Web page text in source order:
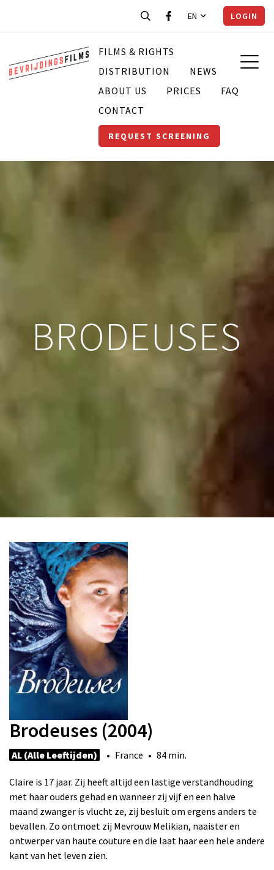
EN LOGIN
FILMS & RIGHTS
DISTRIBUTION
NEWS
ABOUT US
PRICES
FAQ
CONTACT
REQUEST SCREENING
BRODEUSES
Brodeuses (2004)
AL (Alle Leeftijden) • France • 84 min.
Claire is 17 jaar. Zij heeft altijd een lastige verstandhouding
met haar ouders gehad en wanneer zij vijf en een halve
maand zwanger is vlucht ze, zij besluit om ergens anders te
bevallen. Zo ontmoet zij Mevrouw Melikian, naaister en
ontwerper van haute couture en die laat haar een hele andere
kant van het leven zien.